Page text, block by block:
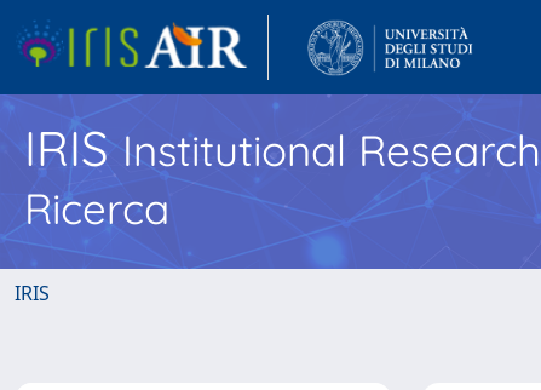
IRISInstitutional
Ricerca
IRIS